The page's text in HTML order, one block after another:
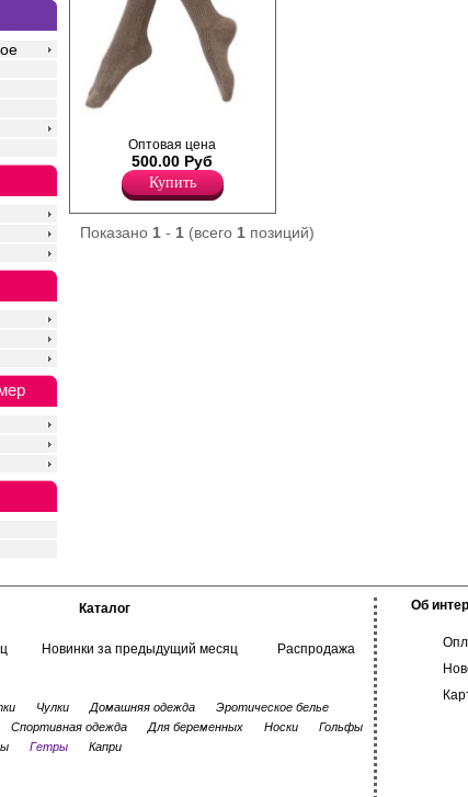
эластичные гольфины (ботфорты)
шерстью, с жаккардовым рисунком,
пятка и укрепленный
Резинка "Топ комфорт".
47%
20%
18%
Оптовая цена
500.00 Руб
Купить
Показано 1- 1(всего 1позиций)
Каталог
Новинки за предыдущий месяц
Распродажа
Чулки Домашняя одежда
Эротическое белье
Спортивная одежда Для беременных Носки
Гольфы
Гетры Капри
Об